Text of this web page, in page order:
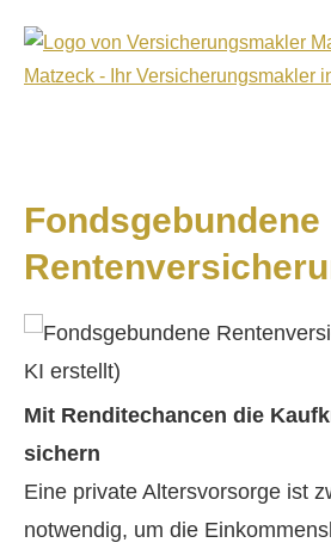
Fondsgebundene
Mit Renditechancen die
sichern
Eine private Alters­vorsorge ist
notwendig, um die